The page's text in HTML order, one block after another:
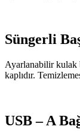
Süngerli
Ayarlanabilir kulak
kaplıdır.
USB – A